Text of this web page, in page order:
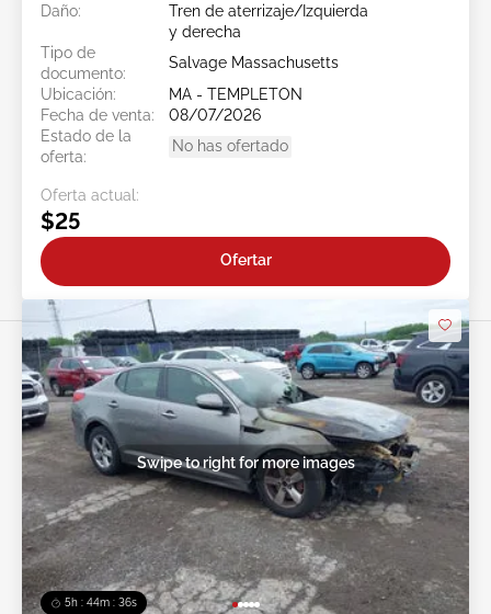
Daño:
Tren de aterrizaje/Izquierda
y derecha
Tipo de
documento:
Salvage Massachusetts
Ubicación:
MA - TEMPLETON
Fecha de venta:
08/07/2026
Estado de la
oferta:
No has ofertado
Oferta actual:
$25
Ofertar
5h : 44m : 34s
Swipe to right for more images